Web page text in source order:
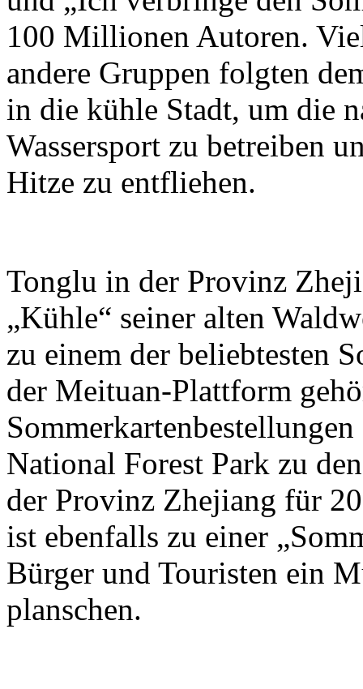
100 Millionen Autoren.
andere Gruppen folgten
in die kühle Stadt, um die
Wassersport zu betreiben
Hitze zu entfliehen.
Tonglu in der Provinz
„Kühle“ seiner alten
zu einem der beliebtesten
der Meituan-Plattform
National Forest Park zu
der Provinz Zhejiang für
ist ebenfalls zu einer
Bürger und Touristen ein
planschen.